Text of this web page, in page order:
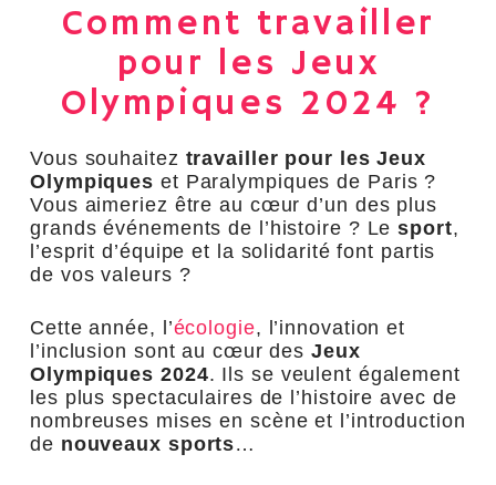
Comment travailler
pour les Jeux
Olympiques 2024 ?
Vous souhaitez travailler pour les Jeux
Olympiques et Paralympiques de Paris ?
Vous aimeriez être au cœur d’un des plus
grands événements de l’histoire ? Lesport,
l’esprit d’équipe et la solidarité font partis
de vos valeurs ?
Cette année, l’écologie, l’innovation et
l’inclusion sont au cœur desJeux
Olympiques 2024. Ils se veulent également
les plus spectaculaires de l’histoire avec de
nombreuses mises en scène et l’introduction
de nouveaux sports…